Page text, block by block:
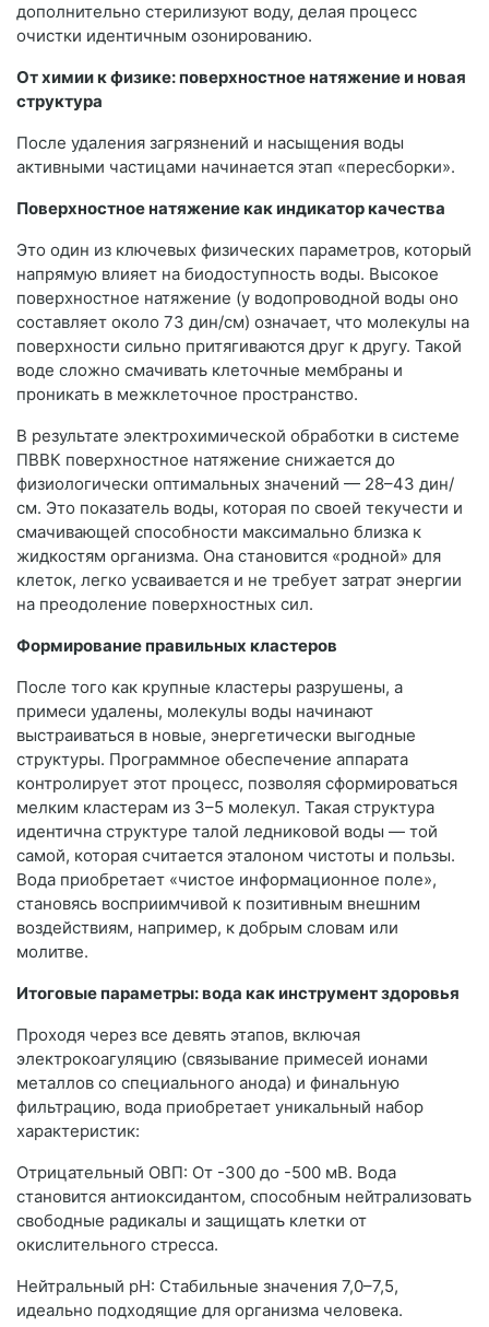
дополнительно стерилизуют воду, делая процесс
очистки идентичным озонированию.
От химии к физике: поверхностное натяжение и новая
структура
После удаления загрязнений и насыщения воды
активными частицами начинается этап «пересборки».
Поверхностное натяжение как индикатор качества
Это один из ключевых физических параметров, который
напрямую влияет на биодоступность воды. Высокое
поверхностное натяжение (у водопроводной воды оно
составляет около 73 дин/см) означает, что молекулы на
поверхности сильно притягиваются друг к другу. Такой
воде сложно смачивать клеточные мембраны и
проникать в межклеточное пространство.
В результате электрохимической обработки в системе
ПВВК поверхностное натяжение снижается до
физиологически оптимальных значений — 28–43 дин/
см. Это показатель воды, которая по своей текучести и
смачивающей способности максимально близка к
жидкостям организма. Она становится «родной» для
клеток, легко усваивается и не требует затрат энергии
на преодоление поверхностных сил.
Формирование правильных кластеров
После того как крупные кластеры разрушены, а
примеси удалены, молекулы воды начинают
выстраиваться в новые, энергетически выгодные
структуры. Программное обеспечение аппарата
контролирует этот процесс, позволяя сформироваться
мелким кластерам из 3–5 молекул. Такая структура
идентична структуре талой ледниковой воды — той
самой, которая считается эталоном чистоты и пользы.
Вода приобретает «чистое информационное поле»,
становясь восприимчивой к позитивным внешним
воздействиям, например, к добрым словам или
молитве.
Итоговые параметры: вода как инструмент здоровья
Проходя через все девять этапов, включая
электрокоагуляцию (связывание примесей ионами
металлов со специального анода) и финальную
фильтрацию, вода приобретает уникальный набор
характеристик:
Отрицательный ОВП: От -300 до -500 мВ. Вода
становится антиоксидантом, способным нейтрализовать
свободные радикалы и защищать клетки от
окислительного стресса.
Нейтральный pH: Стабильные значения 7,0–7,5,
идеально подходящие для организма человека.